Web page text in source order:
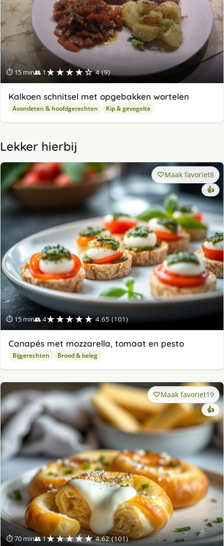
⏱ 15 min👥 1 ★★★★☆ 4 (9)
Kalkoen schnitsel met opgebakken wortelen
Avondeten & hoofdgerechten Kip & gevogelte
Lekker hierbij
⏱ 15 min👥 4★★★★★ 4.65 (101)
Maak favoriet8
👍
Canapés met mozzarella, tomaat en pesto
Bijgerechten Brood & beleg
⏱ 70 min👥 1★★★★★ 4.62 (101)
Maak favoriet19
👍